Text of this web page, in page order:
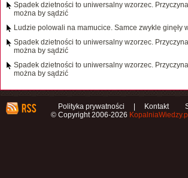
Spadek dzietności to uniwersalny wzorzec.
można by sądzić
Ludzie polowali na mamucice. Samce zwykle ginęły
Spadek dzietności to uniwersalny wzorzec.
można by sądzić
Spadek dzietności to uniwersalny wzorzec.
można by sądzić
Polityka prywatności Kontakt
© Copyright 2006-2026 KopalniaWiedzy.pl